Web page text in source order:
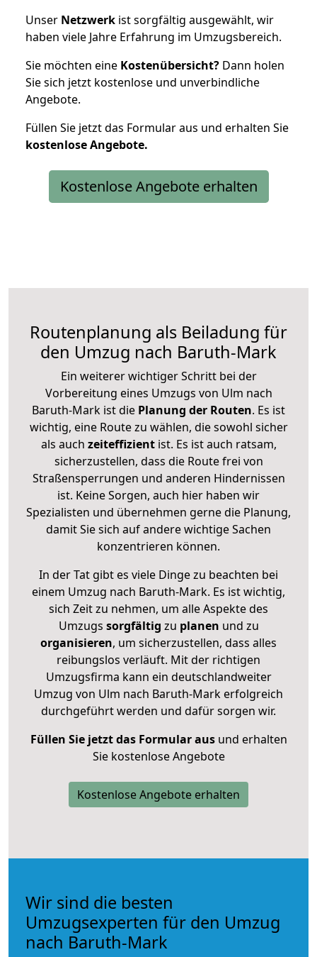
Unser Netzwerk ist sorgfältig ausgewählt, wir
haben viele Jahre Erfahrung im Umzugsbereich.
Sie möchten eine Kostenübersicht? Dann holen
Sie sich jetzt kostenlose und unverbindliche
Angebote.
Füllen Sie jetzt das Formular aus und erhalten Sie
kostenloseAngebote.
Kostenlose Angebote erhalten
Routenplanung als Beiladung für
den Umzug nach Baruth-Mark
Ein weiterer wichtiger Schritt bei der
Vorbereitung eines Umzugs von Ulm nach
Baruth-Mark ist die Planung der Routen. Es ist
wichtig, eine Route zu wählen, die sowohl sicher
als auch zeiteffizientist. Es ist auch ratsam,
sicherzustellen, dass die Route frei von
Straßensperrungen und anderen Hindernissen
ist. Keine Sorgen, auch hier haben wir
Spezialisten und übernehmen gerne die Planung,
damit Sie sich auf andere wichtige Sachen
konzentrieren können.
In der Tat gibt es viele Dinge zu beachten bei
einem Umzug nach Baruth-Mark. Es ist wichtig,
sich Zeit zu nehmen, um alle Aspekte des
Umzugs sorgfältig zu planen und zu
organisieren, um sicherzustellen, dass alles
reibungslos verläuft. Mit der richtigen
Umzugsfirma kann ein deutschlandweiter
Umzug von Ulm nach Baruth-Mark erfolgreich
durchgeführt werden und dafür sorgen wir.
Füllen Sie jetzt das Formular ausund erhalten
Sie kostenlose Angebote
Kostenlose Angebote erhalten
Wir sind die besten
Umzugsexperten für den Umzug
nach Baruth-Mark